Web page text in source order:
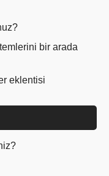
bir arada
eklentisi